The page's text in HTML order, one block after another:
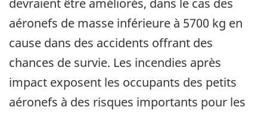
devraient être améliorés, dans le cas des
aéronefs de masse inférieure à 5700 kg en
cause dans des accidents offrant des
chances de survie. Les incendies après
impact exposent les occupants des petits
aéronefs à des risques importants pour les